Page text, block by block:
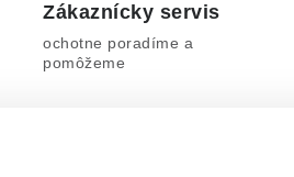
Zákaznícky servis
ochotne poradíme a
pomôžeme